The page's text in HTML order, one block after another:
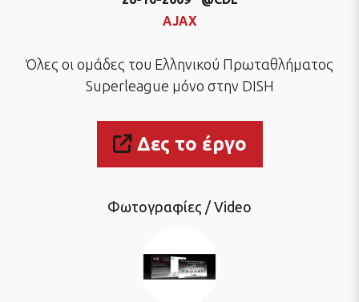
AJAX
Όλες οι ομάδες του Ελληνικού Πρωταθλήματος
Superleague μόνο στην DISH
Δες το έργο
Φωτογραφίες / Video